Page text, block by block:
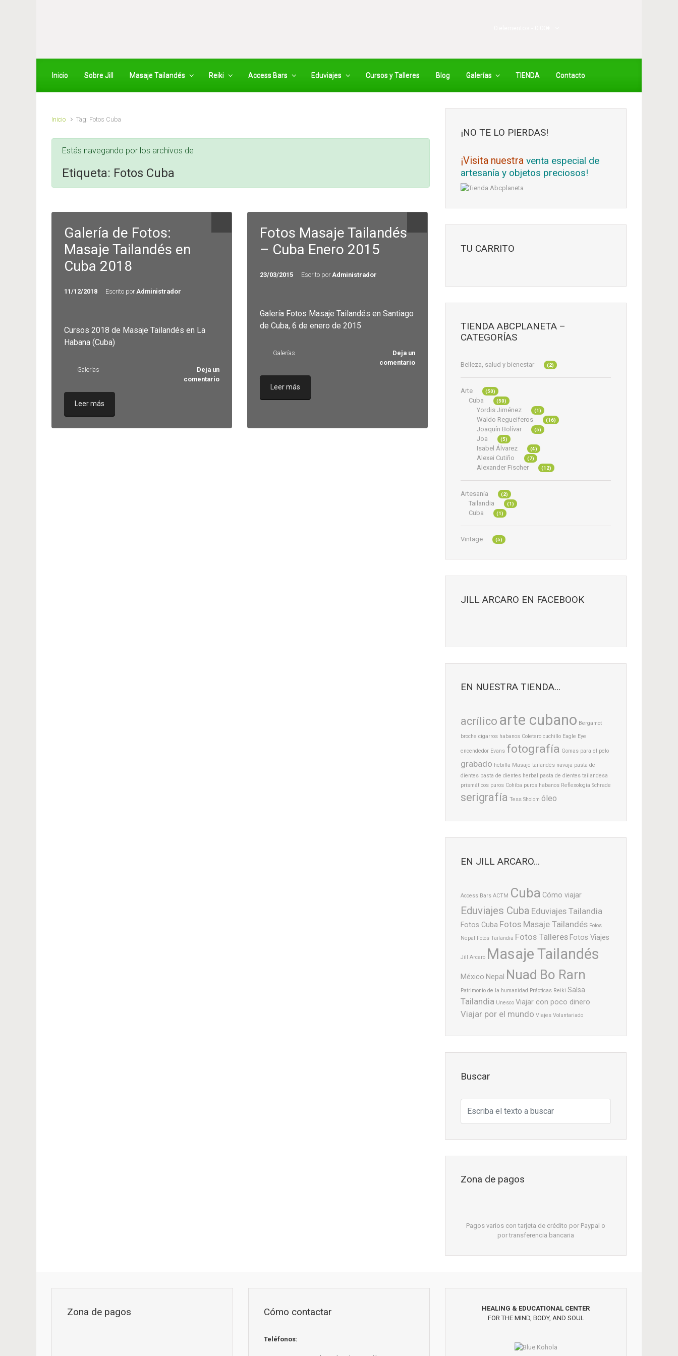
Inicio Sobre Jill Masaje Tailandés Reiki Access Bars Eduviajes Cursos y Talleres Blog Galerías TIENDA Contacto
Inicio Tag: Fotos Cuba
Estás navegando por los archivos de
Etiqueta: Fotos Cuba
Galería de Fotos:
Masaje Tailandés en
Cuba 2018
11/12/2018 Escrito porAdministrador
Cursos 2018 de Masaje Tailandés en La
Habana (Cuba)
Galerías
Deja un
comentario
Leer más
Fotos Masaje Tailandés
– Cuba Enero 2015
23/03/2015 Escrito porAdministrador
Galería Fotos Masaje Tailandés en Santiago
de Cuba, 6 de enero de 2015
Galerías
Deja un
comentario
Leer más
¡NO TE LO PIERDAS!
¡Visita nuestra venta especial de
artesanía y objetos preciosos!
TU CARRITO
TIENDA ABCPLANETA –
CATEGORÍAS
Belleza, salud y bienestar (2)
Arte (50)
Cuba (50)
Yordis Jiménez (1)
Waldo Regueiferos (16)
Joaquín Bolívar (5)
Joa (5)
Isabel Álvarez (4)
Alexei Cutiño (7)
Alexander Fischer (12)
Artesanía (2)
Tailandia (1)
Cuba (1)
Vintage (5)
JILL ARCARO EN FACEBOOK
EN NUESTRA TIENDA…
acrílico arte cubano Bergamot
broche cigarros habanos Coletero cuchillo Eagle Eye
encendedor Evans fotografía Gomas para el pelo
grabado hebilla Masaje tailandés navaja pasta de
dientes pasta de dientes herbal pasta de dientes tailandesa
prismáticos puros Cohíba puros habanos Reflexología Schrade
serigrafía Tess Sholom óleo
EN JILL ARCARO…
Access Bars ACTM Cuba Cómo viajar
Eduviajes Cuba Eduviajes Tailandia
Fotos Cuba Fotos Masaje Tailandés Fotos
Nepal
Fotos Tailandia Fotos Talleres Fotos Viajes
Jill Arcaro Masaje Tailandés
México Nepal Nuad Bo Rarn
Patrimonio de la humanidad Prácticas Reiki Salsa
Tailandia Unesco Viajar con poco dinero
Viajar por el mundo Viajes Voluntariado
Buscar
Zona de pagos
Pagos varios con tarjeta de crédito por Paypal o
por transferencia bancaria
Zona de pagos Cómo contactar
Teléfonos:
HEALING & EDUCATIONAL CENTER
FOR THE MIND, BODY, AND SOUL